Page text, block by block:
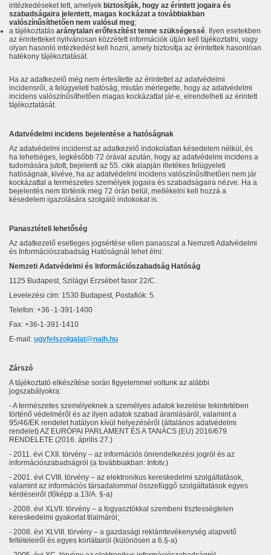
intézkedéseket tett, amelyek biztosítják, hogy az érintett jogaira és
szabadságaira jelentett, magas kockázat a továbbiakban
valószínűsíthetően nem valósul meg;
a tájékoztatás aránytalan erőfeszítést tenne szükségessé . Ilyen esetekben
az érintetteket nyilvánosan közzétett információk útján kell tájékoztatni, vagy
olyan hasonló intézkedést kell hozni, amely biztosítja az érintettek hasonlóan
hatékony tájékoztatását.
Ha az adatkezelő még nem értesítette az érintettet az adatvédelmi
incidensről, a felügyeleti hatóság, miután mérlegelte, hogy az adatvédelmi
incidens valószínűsíthetően magas kockázattal jár-e, elrendelheti az érintett
tájékoztatását.
Adatvédelmi incidens bejelentése a hatóságnak
Az adatvédelmi incidenst az adatkezelő indokolatlan késedelem nélkül, és
ha lehetséges, legkésőbb 72 órával azután, hogy az adatvédelmi incidens a
tudomására jutott, bejelenti az 55. cikk alapján illetékes felügyeleti
hatóságnak, kivéve, ha az adatvédelmi incidens valószínűsíthetően nem jár
kockázattal a természetes személyek jogaira és szabadságaira nézve. Ha a
bejelentés nem történik meg 72 órán belül, mellékelni kell hozzá a
késedelem igazolására szolgáló indokokat is.
Panasztételi lehetőség
Az adatkezelő esetleges jogsértése ellen panasszal a Nemzeti Adatvédelmi
és Információszabadság Hatóságnál lehet élni:
Nemzeti Adatvédelmi és Információszabadság Hatóság
1125 Budapest, Szilágyi Erzsébet fasor 22/C.
Levelezési cím: 1530 Budapest, Postafiók: 5.
Telefon: +36 -1-391-1400
Fax: +36-1-391-1410
E-mail: ugyfelszolgalat@naih.hu
Zárszó
A tájékoztató elkészítése során figyelemmel voltunk az alábbi
jogszabályokra:
- A természetes személyeknek a személyes adatok kezelése tekintetében
történő védelméről és az ilyen adatok szabad áramlásáról, valamint a
95/46/EK rendelet hatályon kívül helyezéséről (általános adatvédelmi
rendelet) AZ EURÓPAI PARLAMENT ÉS A TANÁCS (EU) 2016/679
RENDELETE (2016. április 27.)
- 2011. évi CXII. törvény – az információs önrendelkezési jogról és az
információszabadságról (a továbbiakban: Infotv.)
- 2001. évi CVIII. törvény – az elektronikus kereskedelmi szolgáltatások,
valamint az információs társadalommal összefüggő szolgáltatások egyes
kérdéseiről (főképp a 13/A. §-a)
- 2008. évi XLVII. törvény – a fogyasztókkal szembeni tisztességtelen
kereskedelmi gyakorlat tilalmáról;
- 2008. évi XLVIII. törvény – a gazdasági reklámtevékenység alapvető
feltételeiről és egyes korlátairól (különösen a 6.§-a)